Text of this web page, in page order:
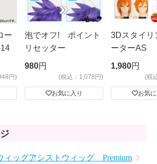
ー
円)
泡でオフ! ポイント
リセッター
980円
(税込：1,078円)
お気に入り
3Dスタイリ
ーターAS
ビッグサイ
1,980円
(税
お気
ィッグアシストウィッグ Premium